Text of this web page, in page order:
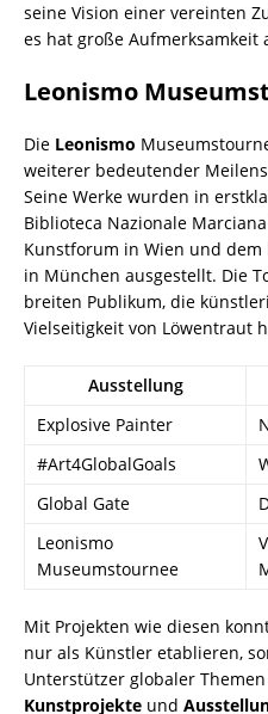
seine Vision einer vereinten
es hat große Aufmerksamkeit
Leonismo
Die Leonismo
weiterer bedeutender
Seine Werke wurden in
Biblioteca Nazionale
Kunstforum in Wien und
in München ausgestellt. Die
breiten Publikum, die
Vielseitigkeit von Löwentraut
Ausstellung
Explosive Painter
#Art4GlobalGoals
Global Gate
Leonismo
Museumstournee
Mit Projekten wie diesen
nur als Künstler etablieren,
Unterstützer globaler
Kunstprojekte und